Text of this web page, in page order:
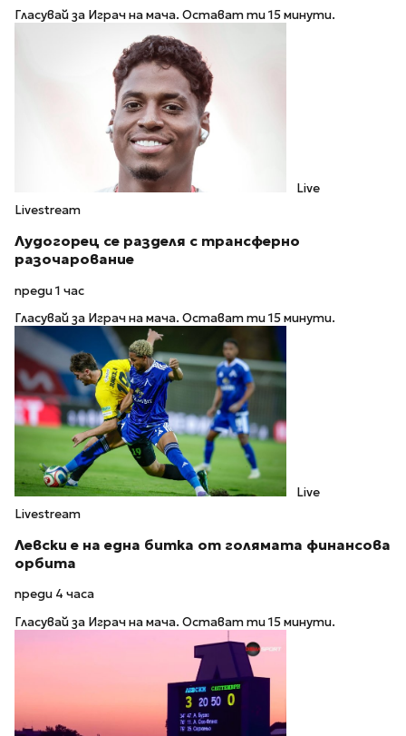
Гласувай за Играч на мача. Остават ти 15 минути.
Live
Livestream
Лудогорец се разделя с трансферно
разочарование
преди 1 час
Гласувай за Играч на мача. Остават ти 15 минути.
Live
Livestream
Левски е на една битка от голямата финансова
орбита
преди 4 часа
Гласувай за Играч на мача. Остават ти 15 минути.